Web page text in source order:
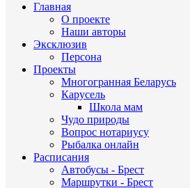
Главная
О проекте
Наши авторы
Эксклюзив
Персона
Проекты
Многогранная Беларусь
Карусель
Школа мам
Чудо природы
Вопрос нотариусу
Рыбалка онлайн
Расписания
Автобусы - Брест
Маршрутки - Брест